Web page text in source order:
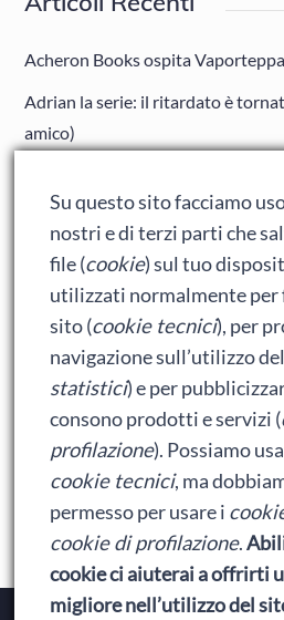
Acheron Books ospita Vaporteppa
Adrian la serie: il ritardato è
amico)
Ralph spacca Internet: analisi del
Bumblebee: un buon film dei
Meta
Accedi
Feed dei contenuti
Feed dei commenti
WordPress.org
Su questo sito facciamo
nostri e di terzi parti che
file (cookie) sul tuo
utilizzati normalmente per
sito (cookie tecnici), per
navigazione sull’utilizzo
statistici) e per
consono prodotti e servizi (
profilazione). Possiamo
cookie tecnici, ma
permesso per usare i
cookie di profilazione.
cookie ci aiuterai a offrirti
migliore nell’utilizzo del